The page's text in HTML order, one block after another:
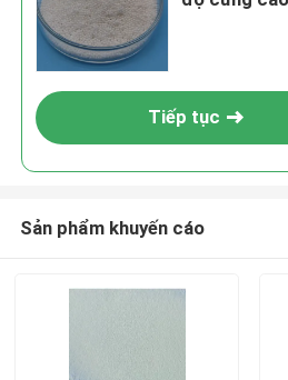
Tiếp tục
Sản phẩm khuyến cáo